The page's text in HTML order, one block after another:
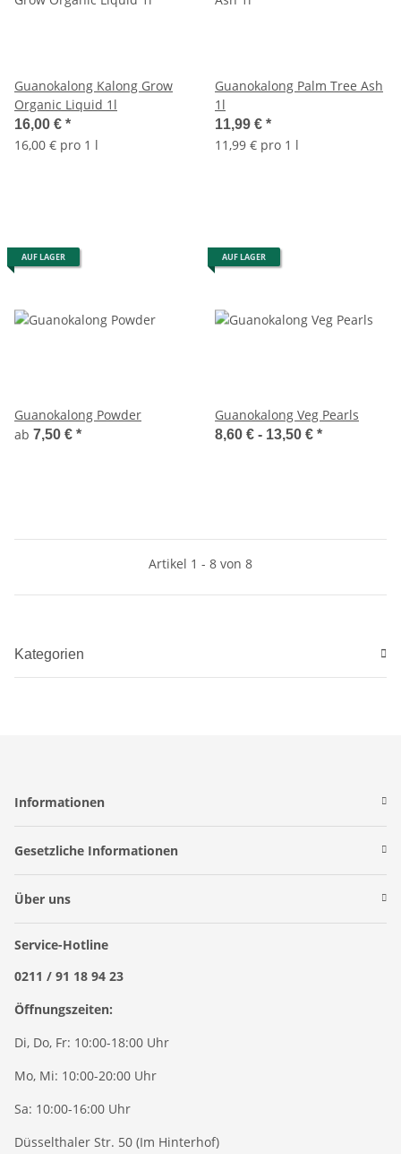
Guanokalong Kalong Grow
Organic Liquid 1l
16,00 € *
16,00 € pro 1 l
Guanokalong Palm Tree Ash
1l
11,99 € *
11,99 € pro 1 l
AUF LAGER
Guanokalong Powder
ab 7,50 € *
AUF LAGER
Guanokalong Veg Pearls
8,60 € - 13,50 € *
Artikel 1 - 8 von 8
Kategorien
Informationen
Gesetzliche Informationen
Über uns
Service-Hotline
0211 / 91 18 94 23
Öffnungszeiten:
Di, Do, Fr: 10:00-18:00 Uhr
Mo, Mi: 10:00-20:00 Uhr
Sa: 10:00-16:00 Uhr
Düsselthaler Str. 50 (Im Hinterhof)